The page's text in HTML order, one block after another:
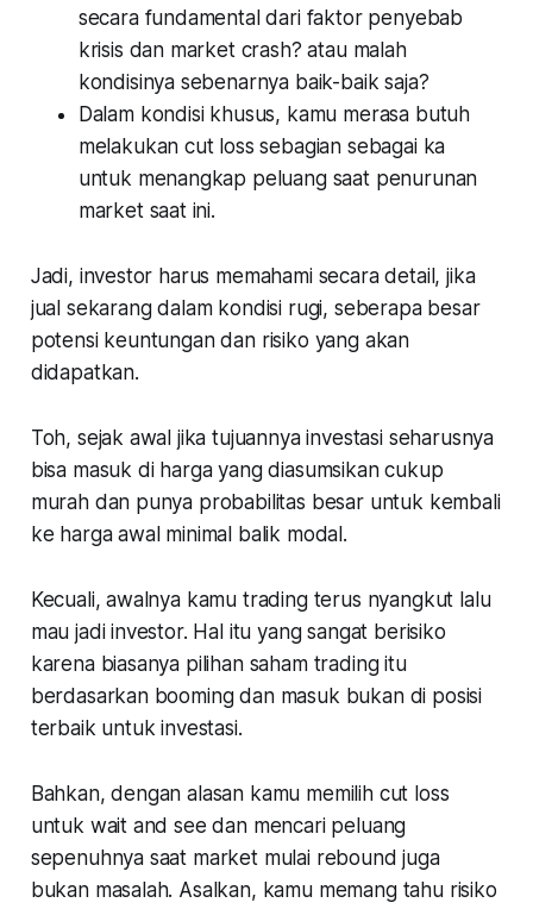
secara fundamental dari faktor penyebab
krisis dan market crash? atau malah
kondisinya sebenarnya baik-baik saja?
Dalam kondisi khusus, kamu merasa butuh
melakukan cut loss sebagian sebagai ka
untuk menangkap peluang saat penurunan
market saat ini.
Jadi, investor harus memahami secara detail, jika
jual sekarang dalam kondisi rugi, seberapa besar
potensi keuntungan dan risiko yang akan
didapatkan.
Toh, sejak awal jika tujuannya investasi seharusnya
bisa masuk di harga yang diasumsikan cukup
murah dan punya probabilitas besar untuk kembali
ke harga awal minimal balik modal.
Kecuali, awalnya kamu trading terus nyangkut lalu
mau jadi investor. Hal itu yang sangat berisiko
karena biasanya pilihan saham trading itu
berdasarkan booming dan masuk bukan di posisi
terbaik untuk investasi.
Bahkan, dengan alasan kamu memilih cut loss
untuk wait and see dan mencari peluang
sepenuhnya saat market mulai rebound juga
bukan masalah. Asalkan, kamu memang tahu risiko